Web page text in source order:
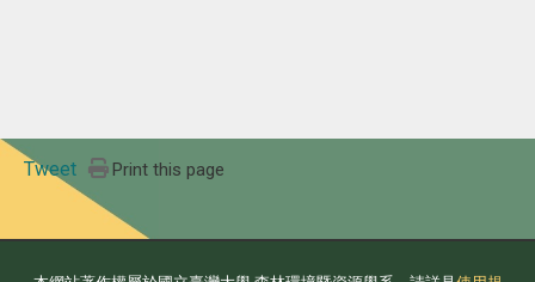
Tweet Print this page